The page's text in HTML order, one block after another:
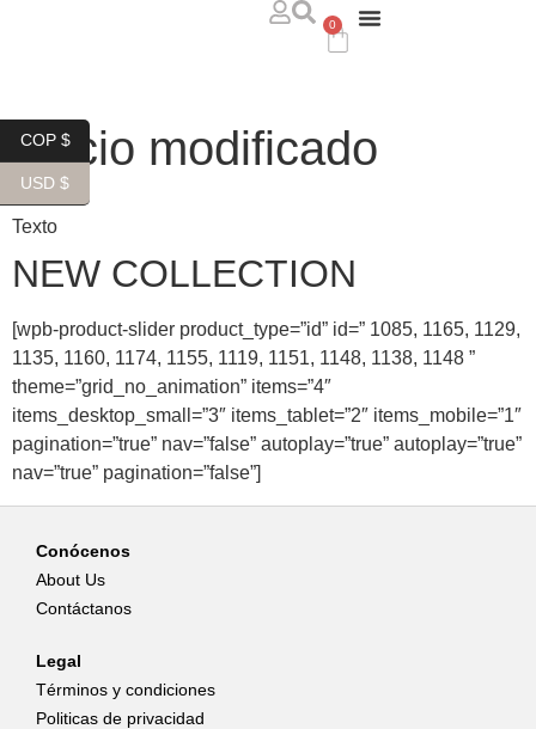
0
Inicio modificado
Texto
NEW COLLECTION
[wpb-product-slider product_type=”id” id=” 1085, 1165, 1129,
1135, 1160, 1174, 1155, 1119, 1151, 1148, 1138, 1148 ”
theme=”grid_no_animation” items=”4″
items_desktop_small=”3″ items_tablet=”2″ items_mobile=”1″
pagination=”true” nav=”false” autoplay=”true” autoplay=”true”
nav=”true” pagination=”false”]
Conócenos
About Us
Contáctanos
Legal
Términos y condiciones
Politicas de privacidad
COP $
USD $